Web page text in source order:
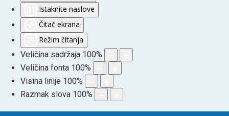
Istaknite naslove
Čitač ekrana
Režim čitanja
Veličina sadržaja 100%
Veličina fonta 100%
Visina linije 100%
Razmak slova 100%